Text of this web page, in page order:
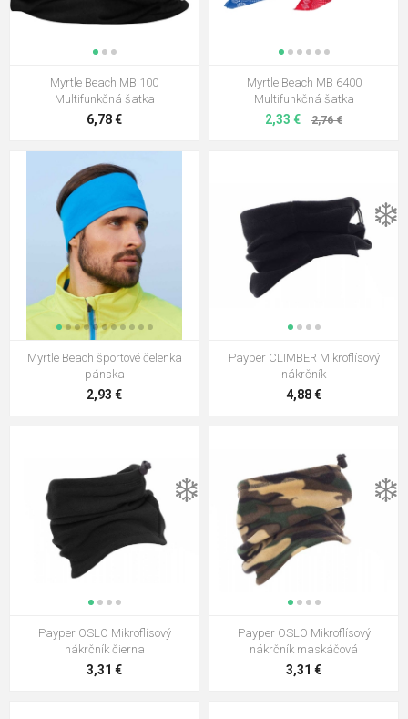
Myrtle Beach MB 100
Multifunkčná šatka
6,78 €
Myrtle Beach MB 6400
Multifunkčná šatka
2,33 € 2,76 €
Myrtle Beach športové čelenka
pánska
2,93 €
❄️
Payper CLIMBER Mikroflísový
nákrčník
4,88 €
❄️
Payper OSLO Mikroflísový
nákrčník čierna
3,31 €
❄️
Payper OSLO Mikroflísový
nákrčník maskáčová
3,31 €